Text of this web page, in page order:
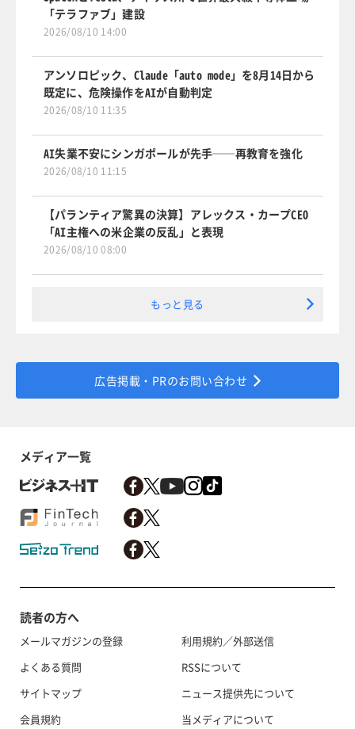
「テラファブ」建設
2026/08/10 14:00
アンソロピック、Claude「auto mode」を8月14日から
既定に、危険操作をAIが自動判定
2026/08/10 11:35
AI失業不安にシンガポールが先手──再教育を強化
2026/08/10 11:15
【パランティア驚異の決算】アレックス・カープCEO
「AI主権への米企業の反乱」と表現
2026/08/10 08:00
もっと見る
広告掲載・PRのお問い合わせ
メディア一覧
読者の方へ
メールマガジンの登録
よくある質問
サイトマップ
会員規約
利用規約／外部送信
RSSについて
ニュース提供先について
当メディアについて